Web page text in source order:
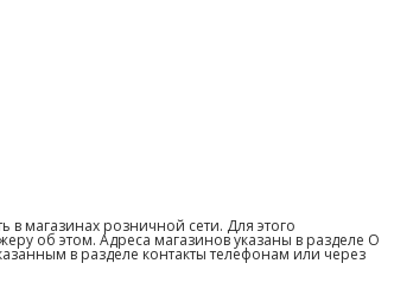
в магазинах розничной сети. Для этого
об этом. Адреса магазинов указаны в разделе О
в разделе контакты телефонам или через